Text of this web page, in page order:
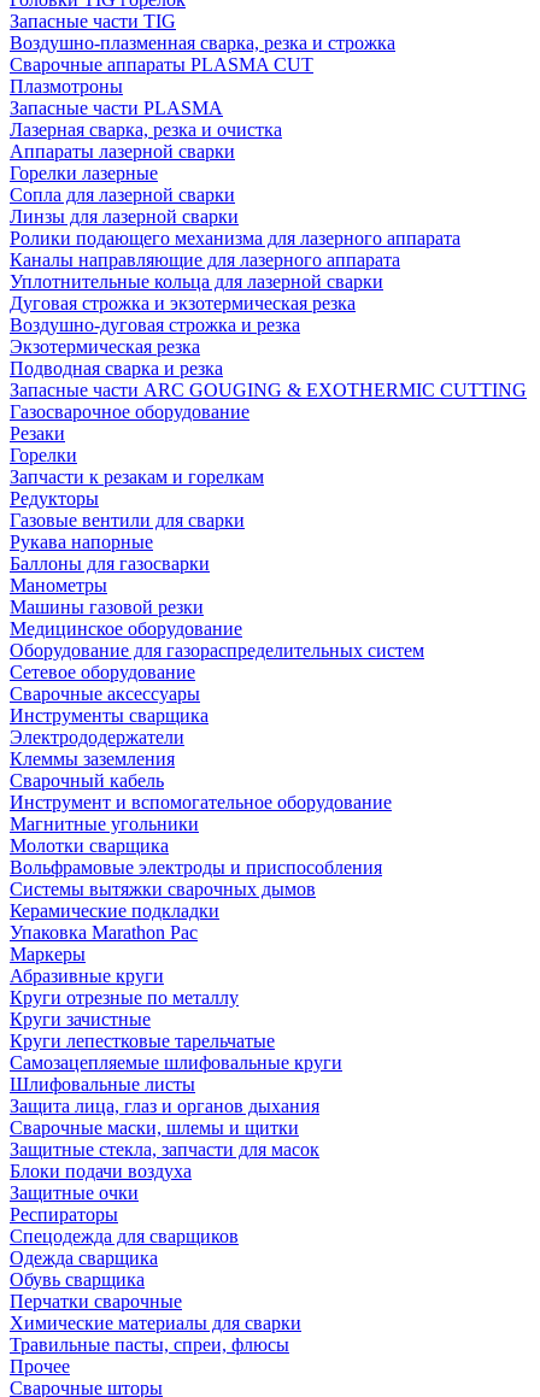
Запасные части TIG
Воздушно-плазменная сварка, резка и строжка
Сварочные аппараты PLASMA CUT
Плазмотроны
Запасные части PLASMA
Лазерная сварка, резка и очистка
Аппараты лазерной сварки
Горелки лазерные
Сопла для лазерной сварки
Линзы для лазерной сварки
Ролики подающего механизма для лазерного аппарата
Каналы направляющие для лазерного аппарата
Уплотнительные кольца для лазерной сварки
Дуговая строжка и экзотермическая резка
Воздушно-дуговая строжка и резка
Экзотермическая резка
Подводная сварка и резка
Запасные части ARC GOUGING & EXOTHERMIC CUTTING
Газосварочное оборудование
Резаки
Горелки
Запчасти к резакам и горелкам
Редукторы
Газовые вентили для сварки
Рукава напорные
Баллоны для газосварки
Манометры
Машины газовой резки
Медицинское оборудование
Оборудование для газораспределительных систем
Сетевое оборудование
Сварочные аксессуары
Инструменты сварщика
Электрододержатели
Клеммы заземления
Сварочный кабель
Инструмент и вспомогательное оборудование
Магнитные угольники
Молотки сварщика
Вольфрамовые электроды и приспособления
Системы вытяжки сварочных дымов
Керамические подкладки
Упаковка Marathon Pac
Маркеры
Абразивные круги
Круги отрезные по металлу
Круги зачистные
Круги лепестковые тарельчатые
Самозацепляемые шлифовальные круги
Шлифовальные листы
Защита лица, глаз и органов дыхания
Сварочные маски, шлемы и щитки
Защитные стекла, запчасти для масок
Блоки подачи воздуха
Защитные очки
Респираторы
Спецодежда для сварщиков
Одежда сварщика
Обувь сварщика
Перчатки сварочные
Химические материалы для сварки
Травильные пасты, спреи, флюсы
Прочее
Сварочные шторы